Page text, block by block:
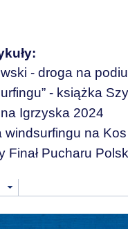
- droga na
- książka
Igrzyska 2024
windsurfingu na Kos
Finał Pucharu